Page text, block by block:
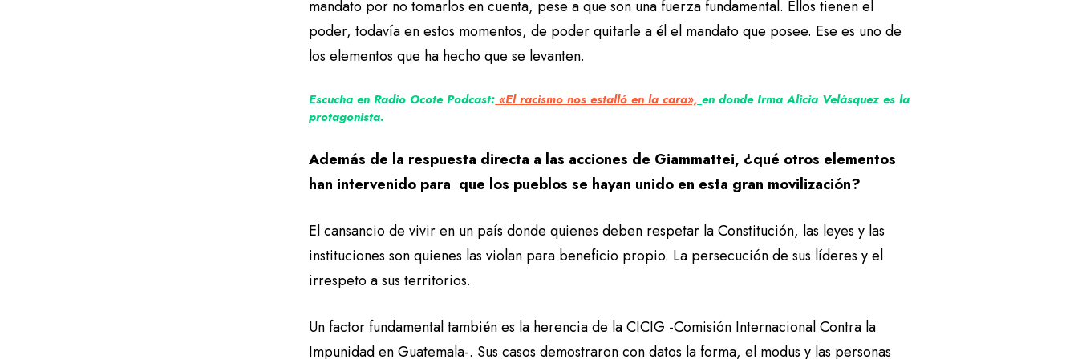
mandato por no tomarlos en cuenta, pese a que son una fuerza fundamental. Ellos tienen el
poder, todavía en estos momentos, de poder quitarle a él el mandato que posee. Ese es uno de
los elementos que ha hecho que se levanten.
Escucha en Radio Ocote Podcast: «El racismo nos estalló en la cara», en donde Irma Alicia Velásquez es la
protagonista.
Además de la respuesta directa a las acciones de Giammattei, ¿qué otros elementos
han intervenido para que los pueblos se hayan unido en esta gran movilización?
El cansancio de vivir en un país donde quienes deben respetar la Constitución, las leyes y las
instituciones son quienes las violan para beneficio propio. La persecución de sus líderes y el
irrespeto a sus territorios.
Un factor fundamental también es la herencia de la CICIG -Comisión Internacional Contra la
Impunidad en Guatemala-. Sus casos demostraron con datos la forma, el modus y las personas